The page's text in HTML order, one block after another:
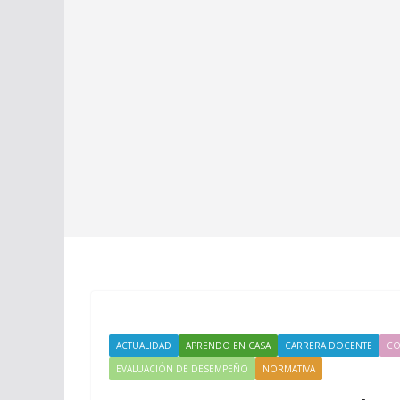
ACTUALIDAD APRENDO EN CASA CARRERA DOCENTE
EVALUACIÓN DE DESEMPEÑO
NORMATIVA